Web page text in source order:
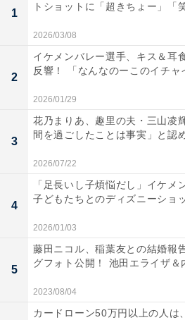
1
トショットに「超きちょー」「
2026/03/08
2
イケメンバレー選手、キス＆耳
反響！ 「なんなのーこのイチャ
2026/01/29
3
花乃まりあ、趣里の夫・三山凌
間を過ごしたことは事実」と認
2026/07/22
4
「足長いし子煩悩だし」イケメ
子どもたちとのディズニーショ
2026/01/03
5
藤田ニコル、稲葉友との結婚報
グフォト公開！ 池田エライザ＆
2023/08/04
カードローン50万円以上の人は